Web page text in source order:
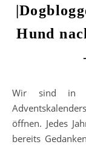
Hund
Wir sind in diesem Jahr Teil des Dogblogger
öffnen. Jedes
bereits